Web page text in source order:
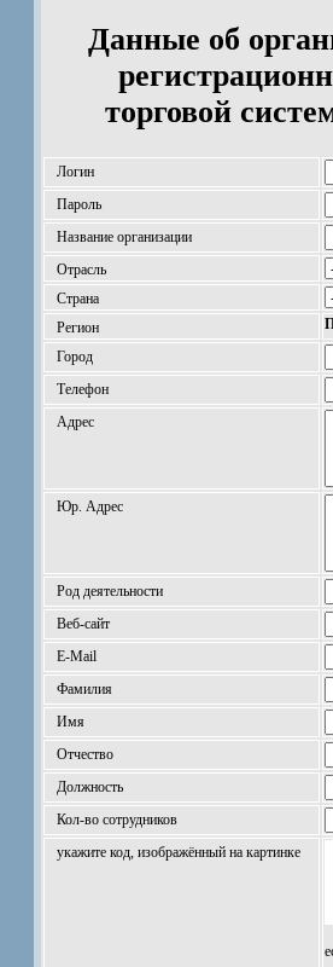
Данные об
торговой
Логин
Пароль
Название организации
Отрасль
Страна
Регион
Город
Телефон
Адрес
Юр. Адрес
Род деятельности
Веб-сайт
E-Mail
Фамилия
Имя
Отчество
Должность
Кол-во сотрудников
укажите код, изображённый на картинке